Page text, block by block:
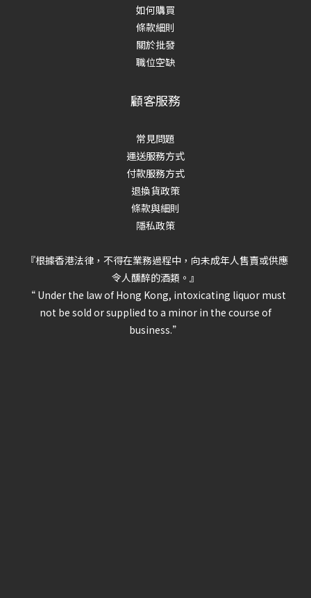
如何購買
條款細則
關於批發
職位空缺
顧客服務
常見問題
運送服務方式
付款服務方式
退換貨政策
條款與細則
隱私政策
『根據香港法律，不得在業務過程中，向未成年人售賣或供應
令人醺醉的酒類。』
“ Under the law of Hong Kong, intoxicating liquor must
not be sold or supplied to a minor in the course of
business.”